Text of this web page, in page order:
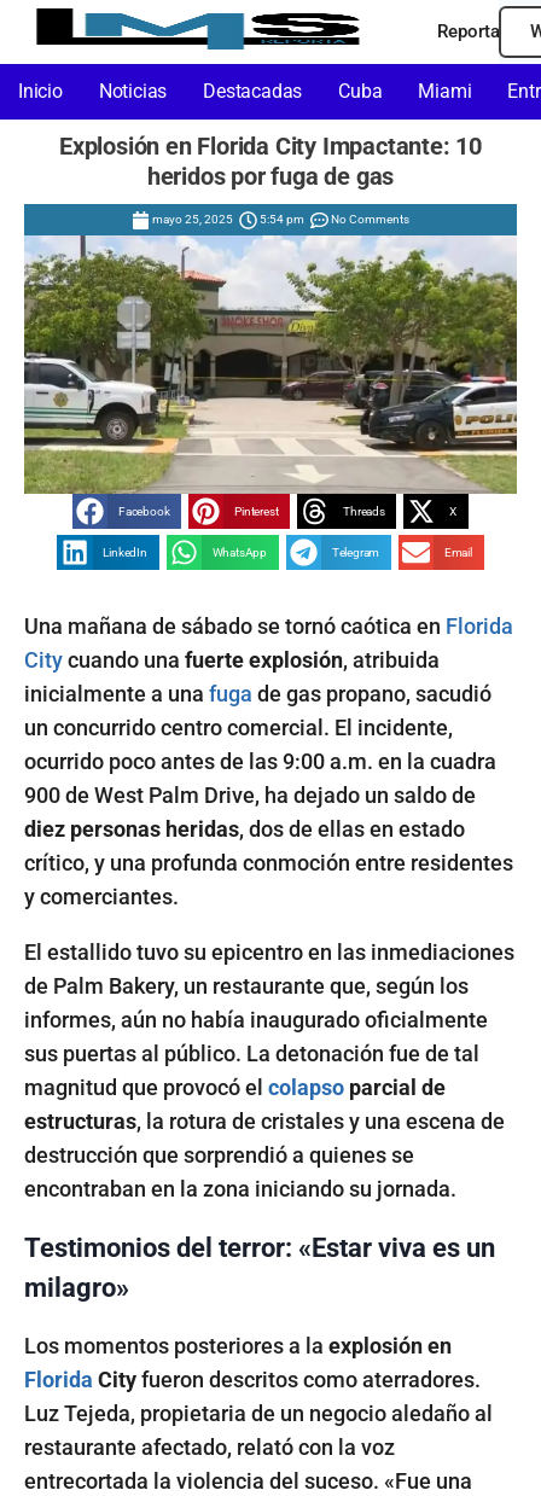
Reporta
Inicio Noticias Destacadas Cuba Miami
Explosión en Florida City Impactante: 10
heridos por fuga de gas
mayo 25, 2025 5:54 pm No Comments
Facebook Pinterest Threads X
LinkedIn WhatsApp Telegram Email
Una mañana de sábado se tornó caótica en Florida
Citycuando una fuerte explosión, atribuida
inicialmente a una fuga de gas propano, sacudió
un concurrido centro comercial. El incidente,
ocurrido poco antes de las 9:00 a.m. en la cuadra
900 de West Palm Drive, ha dejado un saldo de
diez personas heridas, dos de ellas en estado
crítico, y una profunda conmoción entre residentes
y comerciantes.
El estallido tuvo su epicentro en las inmediaciones
de Palm Bakery, un restaurante que, según los
informes, aún no había inaugurado oficialmente
sus puertas al público. La detonación fue de tal
magnitud que provocó el colapso parcial de
estructuras, la rotura de cristales y una escena de
destrucción que sorprendió a quienes se
encontraban en la zona iniciando su jornada.
Testimonios del terror: «Estar viva es un
milagro»
Los momentos posteriores a la explosión en
Florida Cityfueron descritos como aterradores.
Luz Tejeda, propietaria de un negocio aledaño al
restaurante afectado, relató con la voz
entrecortada la violencia del suceso. «Fue una